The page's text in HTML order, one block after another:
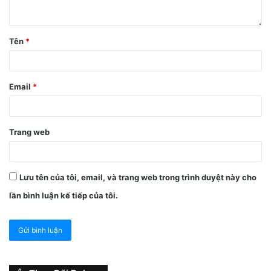
3. Cập nhật iOS
Đôi khi việc sử dụng các phiên bản hệ điều hành iOS quá
Tên *
Email *
Trang web
Lưu tên của tôi, email, và trang web trong trình duyệt này cho
lần bình luận kế tiếp của tôi.